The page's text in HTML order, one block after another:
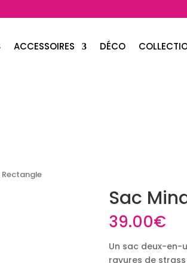
ACCESSOIRES DÉCO
Sac
39.00€
Un sac deux-en-
rayures de